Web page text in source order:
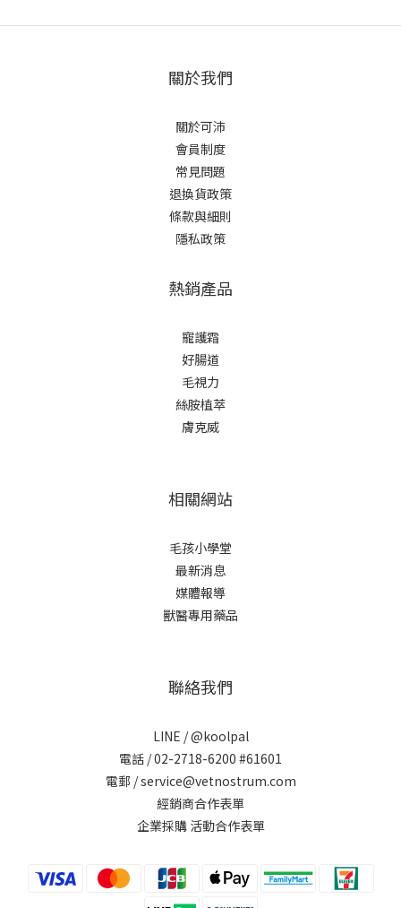
關於我們
關於可沛
會員制度
常見問題
退換貨政策
條款與細則
隱私政策
熱銷產品
寵護霜
好腸道
毛視力
絲胺植萃
膚克威
相關網站
毛孩小學堂
最新消息
媒體報導
獸醫專用藥品
聯絡我們
LINE /@koolpal
電話 / 02-2718-6200 #61601
電郵 / service@vetnostrum.com
經銷商合作表單
企業採購 活動合作表單